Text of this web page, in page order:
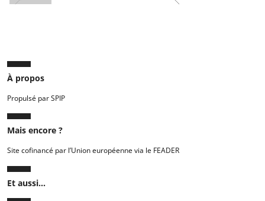
À propos
Propulsé par SPIP
Mais encore ?
Site cofinancé par l’Union européenne via le FEADER
Et aussi...